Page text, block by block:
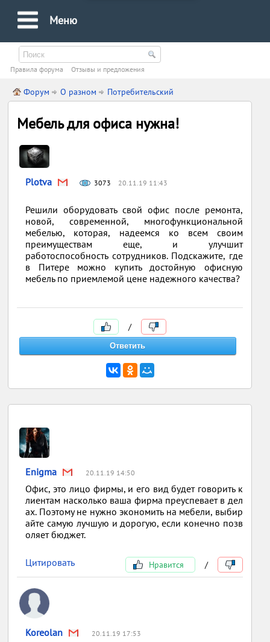
Меню
Правила форума Oтзывы и предложения
Форум О разном Потребительский
Мебель для офиса нужна!
Plotva 3073 20.11.19 11:43
Решили оборудовать свой офис после ремонта,
новой, современной, многофункциональной
мебелью, которая, надеемся ко всем своим
преимуществам еще, и улучшит
работоспособность сотрудников. Подскажите, где
в Питере можно купить достойную офисную
мебель по приемлемой цене надежного качества?
/
Enigma 20.11.19 14:50
Офис, это лицо фирмы, и его вид будет говорить к
лиентам насколько ваша фирма преуспевает в дел
ах. Поэтому не нужно экономить на мебели, выбир
айте самую лучшую и дорогую, если конечно позв
оляет бюджет.
Цитировать Нравится /
Koreolan 20.11.19 17:53